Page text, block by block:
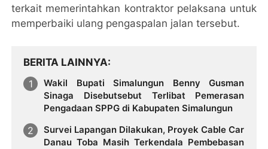
terkait memerintahkan kontraktor pelaksana untuk
memperbaiki ulang pengaspalan jalan tersebut.
BERITA LAINNYA
Wakil Bupati Simalungun Benny Gusman
Sinaga Disebutsebut Terlibat Pemerasan
Pengadaan SPPG di Kabupaten Simalungun
Survei Lapangan Dilakukan, Proyek Cable Car
Danau Toba Masih Terkendala Pembebasan